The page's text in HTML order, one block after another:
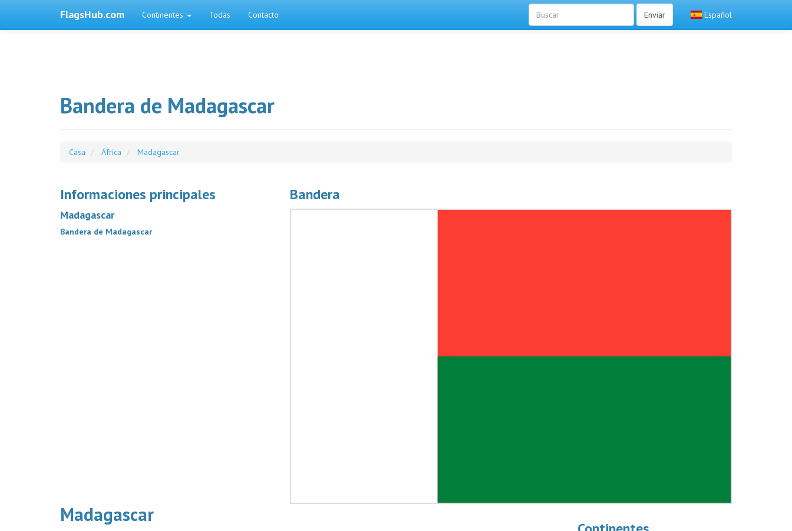
FlagsHub.com Continentes Todas Contacto Español
Enviar
Bandera de Madagascar
Casa África Madagascar
Informaciones principales
Madagascar
Bandera de Madagascar
Bandera
Madagascar